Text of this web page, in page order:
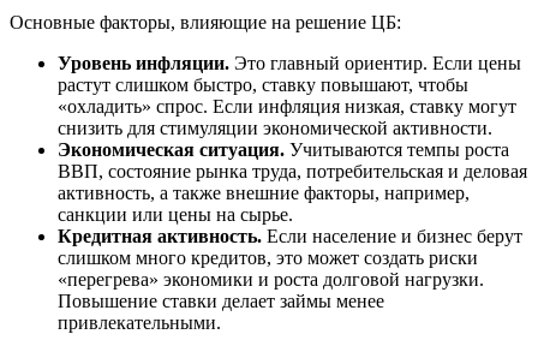
Основные факторы, влияющие на решение ЦБ:
Уровень инфляции. Это главный ориентир. Если цены
растут слишком быстро, ставку повышают, чтобы
«охладить» спрос. Если инфляция низкая, ставку могут
снизить для стимуляции экономической активности.
Экономическая ситуация. Учитываются темпы роста
ВВП, состояние рынка труда, потребительская и деловая
активность, а также внешние факторы, например,
санкции или цены на сырье.
Кредитная активность. Если население и бизнес берут
слишком много кредитов, это может создать риски
«перегрева» экономики и роста долговой нагрузки.
Повышение ставки делает займы менее
привлекательными.